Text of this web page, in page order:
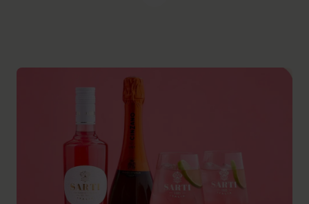
møder Caroline Heidemann kvinder,
der på hver deres måde har valgt
anderledes, end omgivelserne måske
forventede.